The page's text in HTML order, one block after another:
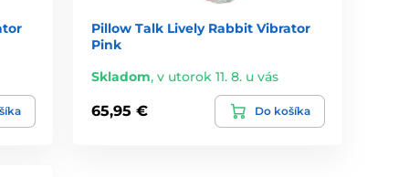
Pillow Talk Lively Rabbit Vibrator
Pink
Skladom,v utorok 11. 8. u vás
65,95 € Do košíka